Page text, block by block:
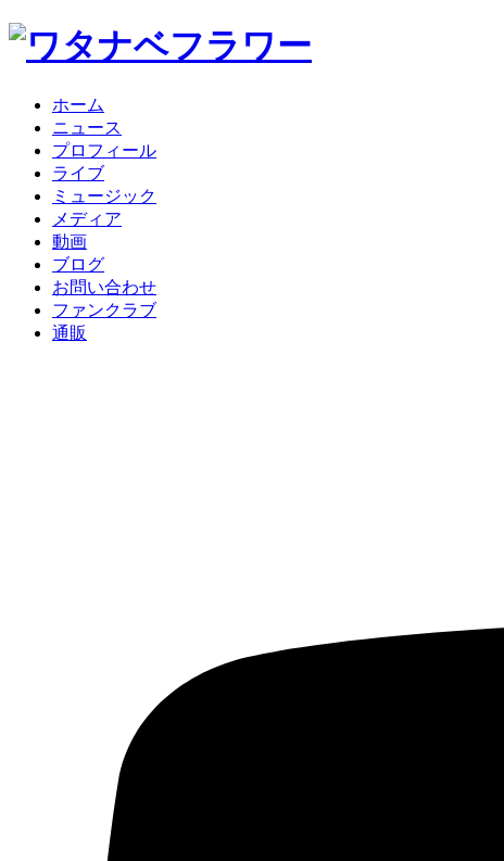
ホーム
ニュース
プロフィール
ライブ
ミュージック
メディア
動画
ブログ
お問い合わせ
ファンクラブ
通販